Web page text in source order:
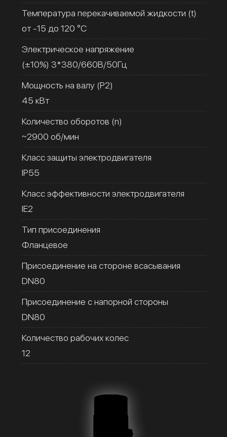
Температура перекачиваемой жидкости (t)
от -15 до 120 °C
Электрическое напряжение
(±10%) 3*380/660В/50Гц
Мощность на валу (Р2)
45 кВт
Количество оборотов (n)
~2900 об/мин
Класс защиты электродвигателя
IP55
Класс эффективности электродвигателя
IE2
Тип присоединения
Фланцевое
Присоединение на стороне всасывания
DN80
Присоединение с напорной стороны
DN80
Количество рабочих колес
12